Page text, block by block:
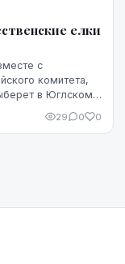
елки
с
комитета,
в Юглском
29 0 0